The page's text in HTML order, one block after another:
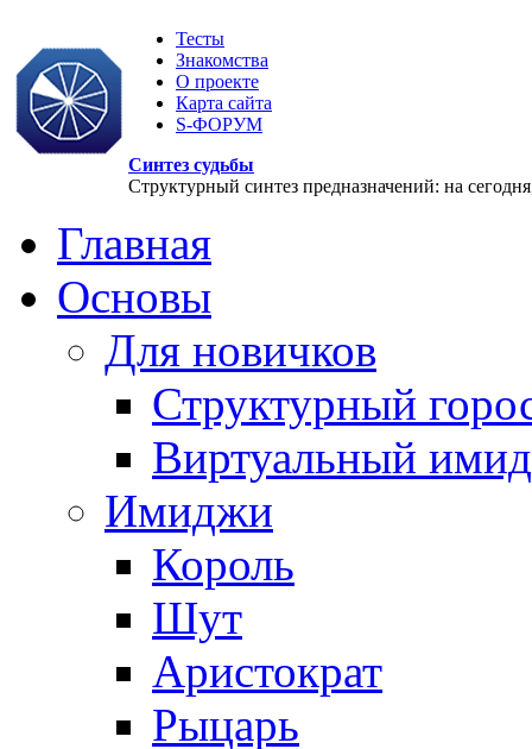
Тесты
Знакомства
О проекте
Карта сайта
S-ФОРУМ
Синтез судьбы
Структурный синтез предназначений: на
Главная
Основы
Для новичков
Структурный
Виртуальный
Имиджи
Король
Шут
Аристократ
Рыцарь